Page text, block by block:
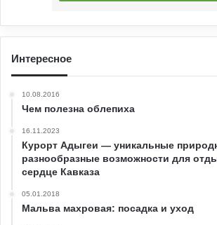
Интересное
10.08.2016
Чем полезна облепиха
16.11.2023
Курорт Адыгеи — уникальные
разнообразные возможности для
сердце Кавказа
05.01.2018
Мальва махровая: посадка и уход